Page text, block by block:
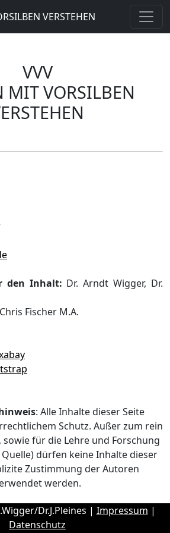
VERSTEHEN
VVV
MIT VORSILBEN
den Inhalt: Dr. Arndt Wigger, Dr.
Chris Fischer M.A.
: Alle Inhalte dieser Seite
Schutz. Außer zum rein
für die Lehre und Forschung
dürfen keine Inhalte dieser
Zustimmung der Autoren
werden.
Dr.J.Pleines | Impressum |
Datenschutz